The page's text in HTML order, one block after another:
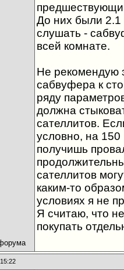
До них были 2.1
слушать -
всей комнате.
Не рекомендую
сабвуфера к
ряду
должна
сателлитов.
условно, на 150
получишь
сателлитов
каким-то
условиях я не
Я считаю, что
покупать